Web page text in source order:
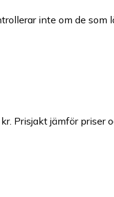
inte om de
Prisjakt jämför priser